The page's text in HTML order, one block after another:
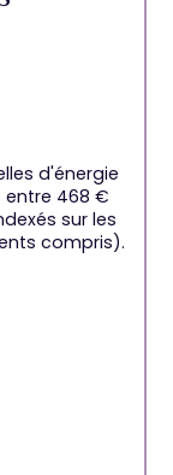
d'énergie
468 €
sur les
compris).